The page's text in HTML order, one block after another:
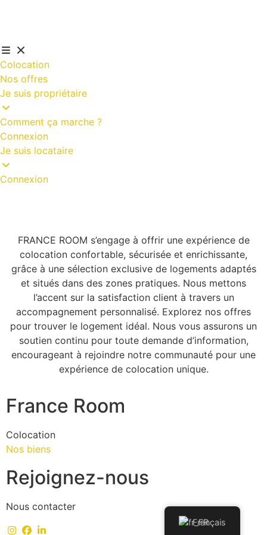
Colocation
Nos offres
Je suis propriétaire
Comment ça marche ?
Connexion
Je suis locataire
Connexion
FRANCE ROOM s’engage à offrir une expérience de
colocation confortable, sécurisée et enrichissante,
grâce à une sélection exclusive de logements adaptés
et situés dans des zones pratiques. Nous mettons
l’accent sur la satisfaction client à travers un
accompagnement personnalisé. Explorez nos offres
pour trouver le logement idéal. Nous vous assurons un
soutien continu pour toute demande d’information,
encourageant à rejoindre notre communauté pour une
expérience de colocation unique.
France Room
Colocation
Nos biens
Rejoignez-nous
Nous contacter
Français